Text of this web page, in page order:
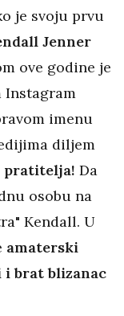
je svoju prvu
Jenner
ove godine je
Instagram
imenu
diljem
Da
osobu na
Kendall. U
amaterski
brat blizanac